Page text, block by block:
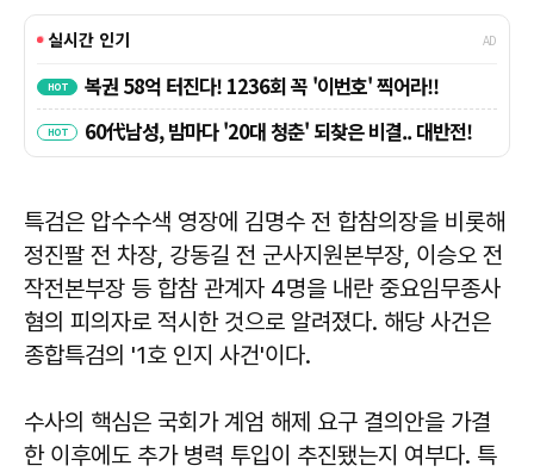
특검은 압수수색 영장에 김명수 전 합참의장을 비롯해
정진팔 전 차장, 강동길 전 군사지원본부장, 이승오 전
작전본부장 등 합참 관계자 4명을 내란 중요임무종사
혐의 피의자로 적시한 것으로 알려졌다. 해당 사건은
종합특검의 '1호 인지 사건'이다.
수사의 핵심은 국회가 계엄 해제 요구 결의안을 가결
한 이후에도 추가 병력 투입이 추진됐는지 여부다. 특